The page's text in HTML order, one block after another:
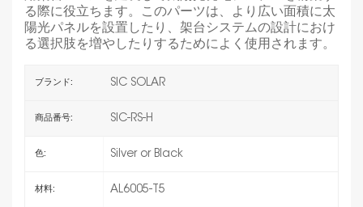
る際に役立ちます。このパーツは、より広い面積に太
陽光パネルを設置したり、架台システムの設計におけ
る選択肢を増やしたりするためによく使用されます。
ブランド: SIC SOLAR
商品番号: SIC-RS-H
色: Silver or Black
材料: AL6005-T5